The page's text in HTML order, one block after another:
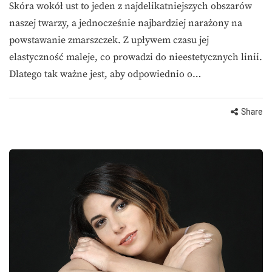
Skóra wokół ust to jeden z najdelikatniejszych obszarów
naszej twarzy, a jednocześnie najbardziej narażony na
powstawanie zmarszczek. Z upływem czasu jej
elastyczność maleje, co prowadzi do nieestetycznych linii.
Dlatego tak ważne jest, aby odpowiednio o…
Share